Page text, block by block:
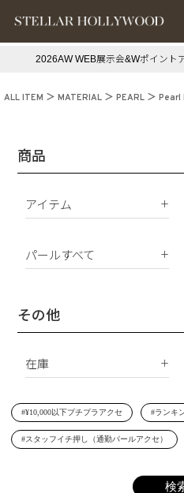
#スタッフイチ押し（通勤パールアクセ）
2026AW WEB展示会&Wポイント
ALL ITEM MATERIAL PEARL Pearl
商品
アイテム
イヤリング
ネックレス
リング
イニシャル
パールすべて
南洋真珠
シェルパール
その他
在庫
在庫あり
受注生産
#¥10,000以下プチプラアクセ #ランキ
#スタッフイチ押し（通勤パールアクセ）